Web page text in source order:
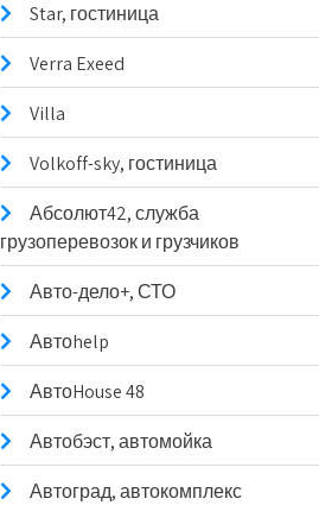
Star, гостиница
Verra Exeed
Villa
Volkoff-sky, гостиница
Абсолют42, служба
грузоперевозок и грузчиков
Авто-дело+, СТО
Автоhelp
АвтоHouse 48
Автобэст, автомойка
Автоград, автокомплекс